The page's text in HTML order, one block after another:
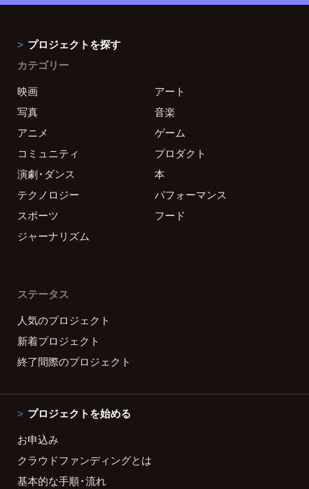
プロジェクトを探す
カテゴリー
映画
アート
写真
音楽
アニメ
ゲーム
コミュニティ
プロダクト
演劇・ダンス
本
テクノロジー
パフォーマンス
スポーツ
フード
ジャーナリズム
ステータス
人気のプロジェクト
新着プロジェクト
終了間際のプロジェクト
プロジェクトを始める
お申込み
クラウドファンディングとは
基本的な手順・流れ